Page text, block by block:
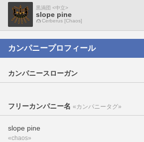
黒渦団 <中立>
slope pine
Cerberus [Chaos]
カンパニープロフィール
カンパニースローガン
フリーカンパニー名 «カンパニータグ»
slope pine
«chaos»